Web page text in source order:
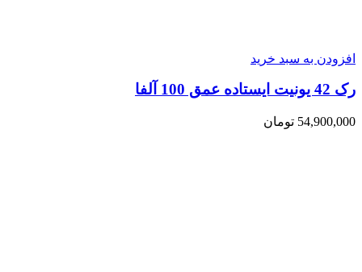
افزودن به سبد خرید
رک 42 یونیت ایستاده عمق 100 آلفا
54,900,000 تومان